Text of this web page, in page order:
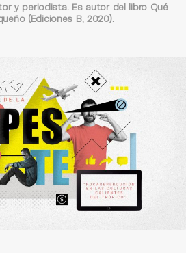
y periodista. Es autor del libro Qué
(Ediciones B, 2020).